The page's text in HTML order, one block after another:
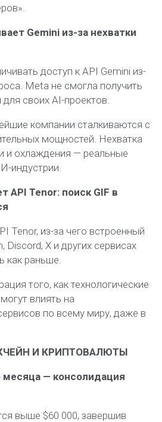
Gemini из-за нехватки
доступ к API Gemini из-
Meta не смогла получить
своих AI-проектов.
компании сталкиваются с
мощностей. Нехватка
и охлаждения — реальные
индустрии.
API Tenor: поиск GIF в
Tenor, из-за чего встроенный
Discord, X и других сервисах
как раньше.
того, как технологические
влиять на
по всему миру, даже в
И КРИПТОВАЛЮТЫ
месяца — консолидация
выше $60 000, завершив